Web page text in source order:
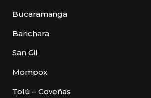
Bucaramanga
Barichara
San Gil
Mompox
Tolú – Coveñas